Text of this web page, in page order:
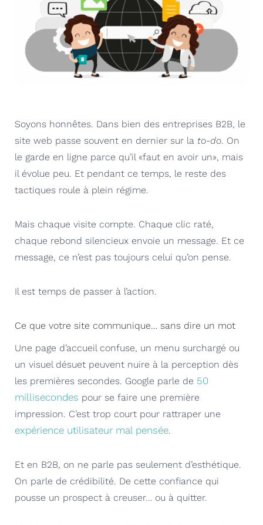
Soyons honnêtes. Dans bien des entreprises B2B, le
site web passe souvent en dernier sur la to-do. On
le garde en ligne parce qu’il «faut en avoir un», mais
il évolue peu. Et pendant ce temps, le reste des
tactiques roule à plein régime.
Mais chaque visite compte. Chaque clic raté,
chaque rebond silencieux envoie un message. Et ce
message, ce n’est pas toujours celui qu’on pense.
Il est temps de passer à l’action.
Ce que votre site communique… sans dire un mot
Une page d’accueil confuse, un menu surchargé ou
un visuel désuet peuvent nuire à la perception dès
les premières secondes. Google parle de 50
millisecondes pour se faire une première
impression. C’est trop court pour rattraper une
expérience utilisateur mal pensée.
Et en B2B, on ne parle pas seulement d’esthétique.
On parle de crédibilité. De cette confiance qui
pousse un prospect à creuser… ou à quitter.